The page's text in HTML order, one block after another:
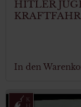
HITLER
In den